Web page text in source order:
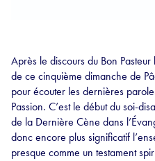
Après le discours du Bon
de ce cinquième dimanche de
pour écouter les dernières
Passion. C’est le début du soi-
de la Dernière Cène dans
donc encore plus significatif
presque comme un testament